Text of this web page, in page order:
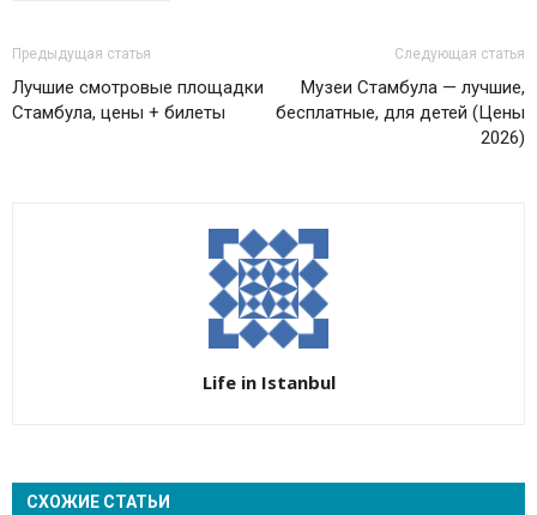
Предыдущая статья
Лучшие смотровые площадки
Стамбула, цены + билеты
Следующая статья
Музеи Стамбула — лучшие,
бесплатные, для детей (Цены
2026)
Life in Istanbul
СХОЖИЕ СТАТЬИ